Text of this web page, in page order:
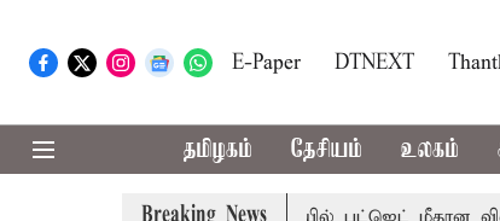
E-Paper DTNEXT
தமிழகம் தேசியம் உலகம்
Breaking News